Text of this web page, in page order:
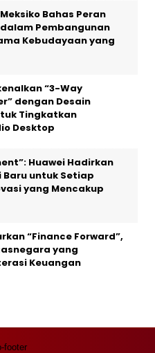
Bahas Peran
Pembangunan
Kebudayaan yang
“3-Way
dengan Desain
Tingkatkan
Desktop
Huawei Hadirkan
untuk Setiap
yang Mencakup
“Finance Forward”,
yang
Keuangan